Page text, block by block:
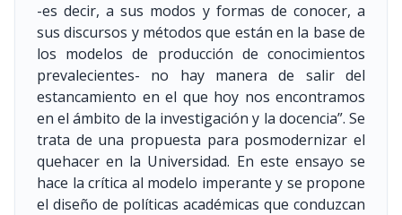
-es decir, a sus modos y formas de conocer, a
sus discursos y métodos que están en la base de
los modelos de producción de conocimientos
prevalecientes- no hay manera de salir del
estancamiento en el que hoy nos encontramos
en el ámbito de la investigación y la docencia”. Se
trata de una propuesta para posmodernizar el
quehacer en la Universidad. En este ensayo se
hace la crítica al modelo imperante y se propone
el diseño de políticas académicas que conduzcan